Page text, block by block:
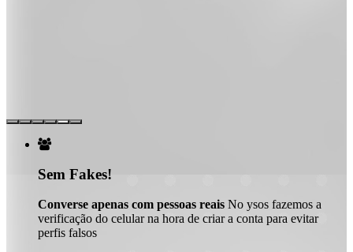

Sem Fakes!
Converse apenas com pessoas reais No ysos fazemos a
verificação do celular na hora de criar a conta para evitar
perfis falsos